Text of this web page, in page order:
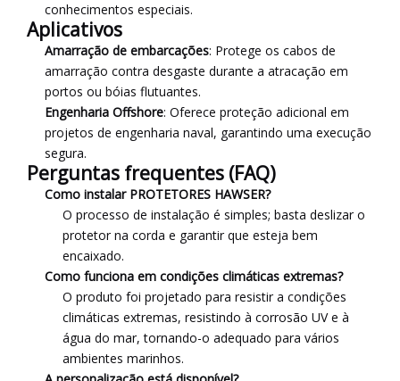
conhecimentos especiais.
Aplicativos
Amarração de embarcações: Protege os cabos de
amarração contra desgaste durante a atracação em
portos ou bóias flutuantes.
Engenharia Offshore: Oferece proteção adicional em
projetos de engenharia naval, garantindo uma execução
segura.
Perguntas frequentes (FAQ)
Como instalar PROTETORES HAWSER?
O processo de instalação é simples; basta deslizar o
protetor na corda e garantir que esteja bem
encaixado.
Como funciona em condições climáticas extremas?
O produto foi projetado para resistir a condições
climáticas extremas, resistindo à corrosão UV e à
água do mar, tornando-o adequado para vários
ambientes marinhos.